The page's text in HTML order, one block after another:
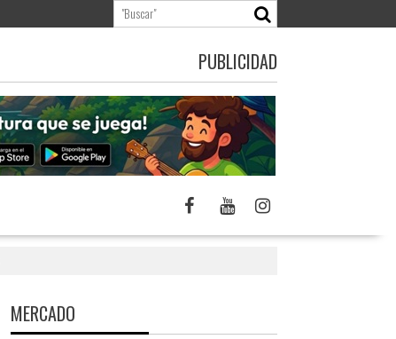
PUBLICIDAD
MERCADO